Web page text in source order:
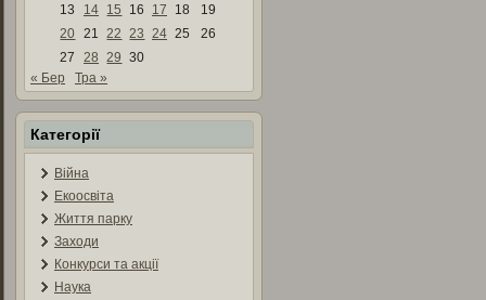
13
14 15 16 17 18
19
20 21 22 23 24 25
26
27
28 29
30
« Бер
Тра »
Категорії
Війна
Екоосвіта
Життя парку
Заходи
Конкурси та акції
Наука